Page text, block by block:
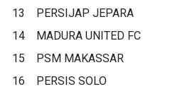
13
PERSIJAP JEPARA
14
MADURA UNITED FC
15
PSM MAKASSAR
16
PERSIS SOLO